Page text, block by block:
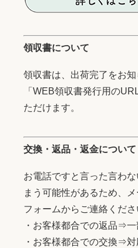
領収書について
領収書は、出荷完了をお
「WEB領収書発行用の
ただけます。
交換・返品・返金について
お電話ですと言った言わ
まう可能性があるため、
フォームからご連絡くださ
・お客様都合での返品⇒
・お客様都合での交換⇒